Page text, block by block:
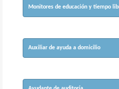
Monitores de educación y tiempo
Auxiliar de ayuda a domicilio